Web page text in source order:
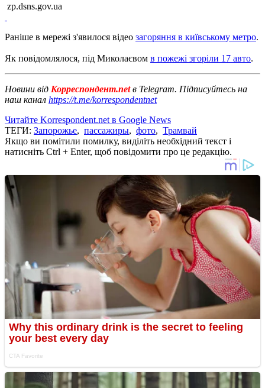
zp.dsns.gov.ua
Раніше в мережі з'явилося відео загоряння в київському метро.
Як повідомлялося, під Миколаєвом в пожежі згоріли 17 авто.
Новини від Корреспондент.netв Telegram. Підписуйтесь на
наш канал https://t.me/korrespondentnet
Читайте Korrespondent.net в Google News
ТЕГИ: Запорожье, пассажиры, фото, Трамвай
Якщо ви помітили помилку, виділіть необхідний текст і
натисніть Ctrl + Enter, щоб повідомити про це редакцію.